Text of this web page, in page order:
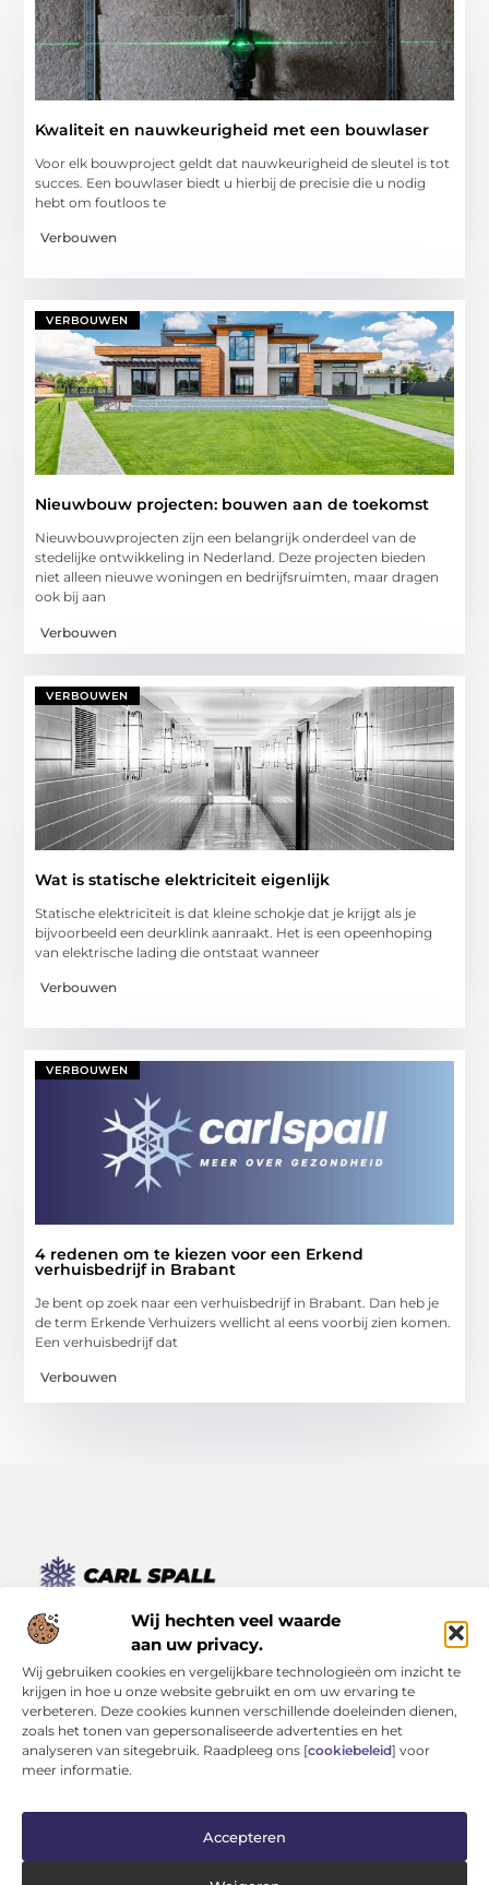
Wij hechten veel waarde
aan uw privacy.
Wij gebruiken cookies en vergelijkbare technologieën om inzicht te
krijgen in hoe u onze website gebruikt en om uw ervaring te
verbeteren. Deze cookies kunnen verschillende doeleinden dienen,
zoals het tonen van gepersonaliseerde advertenties en het
analyseren van sitegebruik. Raadpleeg ons [cookiebeleid] voor
meer informatie.
Accepteren
Kwaliteit en nauwkeurigheid met een bouwlaser
Voor elk bouwproject geldt dat nauwkeurigheid de sleutel is tot
succes. Een bouwlaser biedt u hierbij de precisie die u nodig
hebt om foutloos te
Verbouwen
VERBOUWEN
Nieuwbouw projecten: bouwen aan de toekomst
Nieuwbouwprojecten zijn een belangrijk onderdeel van de
stedelijke ontwikkeling in Nederland. Deze projecten bieden
niet alleen nieuwe woningen en bedrijfsruimten, maar dragen
ook bij aan
Verbouwen
VERBOUWEN
Wat is statische elektriciteit eigenlijk
Statische elektriciteit is dat kleine schokje dat je krijgt als je
bijvoorbeeld een deurklink aanraakt. Het is een opeenhoping
van elektrische lading die ontstaat wanneer
Verbouwen
VERBOUWEN
4 redenen om te kiezen voor een Erkend
verhuisbedrijf in Brabant
Je bent op zoek naar een verhuisbedrijf in Brabant. Dan heb je
de term Erkende Verhuizers wellicht al eens voorbij zien komen.
Een verhuisbedrijf dat
Verbouwen
Van kleine momenten tot grote inzichten – lees het hier.
Ontdek een verscheidenheid aan blogs en artikelen die je
dagelijks leven verrijken, van inspirerende verhalen tot
praktische tips.
Bericht categorie
Onze informatie